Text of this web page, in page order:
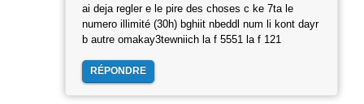
ai deja regler e le pire des choses c ke 7ta le
numero illimité (30h) bghiit nbeddl num li kont dayr
b autre omakay3tewniich la f 5551 la f 121
RÉPONDRE